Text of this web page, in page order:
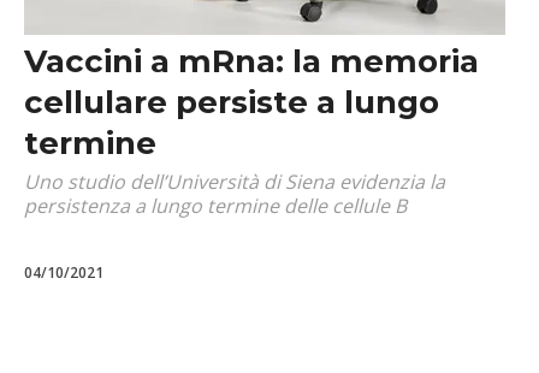
Vaccini a mRna: la memoria
cellulare persiste a lungo
termine
Uno studio dell’Università di Siena evidenzia la
persistenza a lungo termine delle cellule B
04/10/2021